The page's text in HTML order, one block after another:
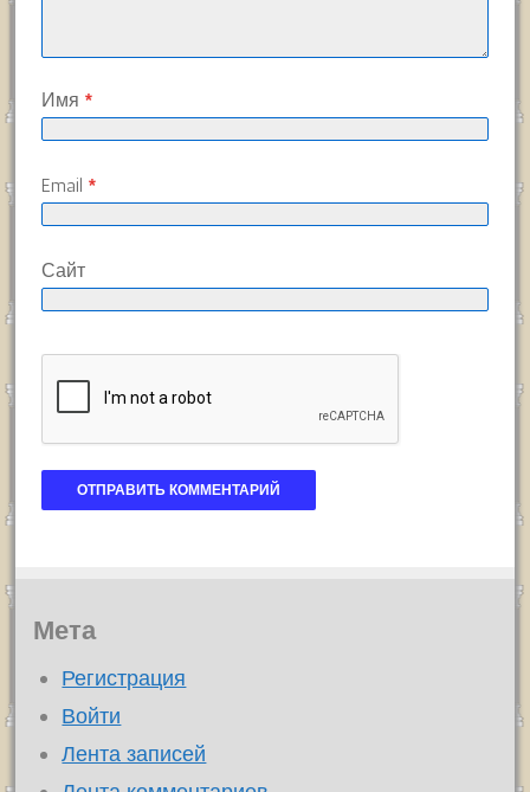
Имя *
Email *
Сайт
Мета
Регистрация
Войти
Лента записей